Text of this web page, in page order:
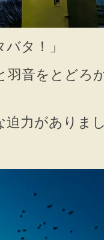
タ！」
羽音をとどろ
迫力がありま